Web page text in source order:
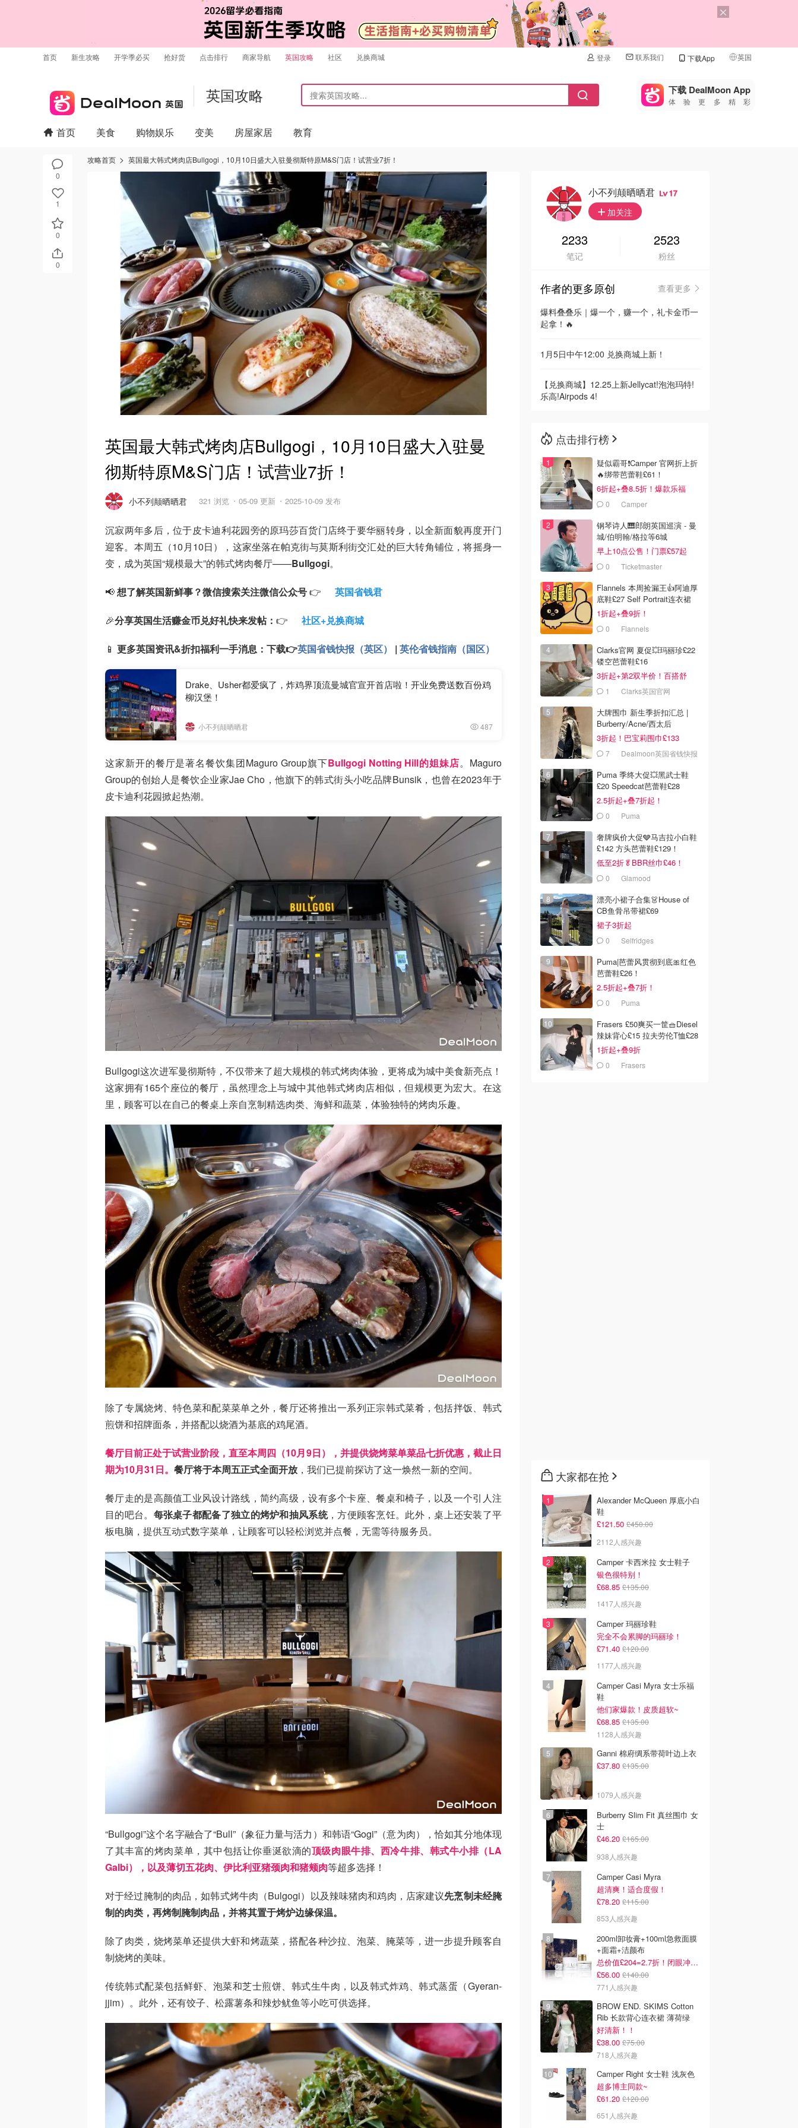
首页 新生攻略 开学季必买 抢好货 点击排行 商家导航 英国攻略 社区 兑换商城 登录 联系我们 下载App 英国
🇺🇸
🇨🇳 中国
🇩🇪
🇮🇹
🇦🇺
🇳🇿新西兰
英国攻略 下载 DealMoon App
体验更多精彩
0
1
0
0
首页 美食 购物娱乐 变美 房屋家居 教育
攻略首页 英国最大韩式烤肉店Bullgogi，10月10日盛大入驻曼彻斯特原M&S门店！试营业7折！
英国最大韩式烤肉店Bullgogi，10月10日盛大入驻曼
彻斯特原M&S门店！试营业7折！
小不列颠晒晒君 321 浏览 05-09 更新 2025-10-09 发布
沉寂两年多后，位于皮卡迪利花园旁的原玛莎百货门店终于要华丽转身，以全新面貌再度开门
迎客。本周五（10月10日），这家坐落在帕克街与莫斯利街交汇处的巨大转角铺位，将摇身一
变，成为英国“规模最大”的韩式烤肉餐厅——Bullgogi。
📢想了解英国新鲜事？微信搜索关注微信公众号👉 英国省钱君
🎉分享英国生活赚金币兑好礼快来发帖： 👉 社区+兑换商城
📱 更多英国资讯&折扣福利一手消息： 下载👉英国省钱快报（英区） | 英伦省钱指南（国区）
Drake、Usher都爱疯了，炸鸡界顶流曼城官宣开首店啦！开业免费送数百份鸡
柳汉堡！
小不列颠晒晒君 487
这家新开的餐厅是著名餐饮集团Maguro Group旗下Bullgogi Notting Hill的姐妹店。Maguro
Group的创始人是餐饮企业家Jae Cho，他旗下的韩式街头小吃品牌Bunsik，也曾在2023年于
皮卡迪利花园掀起热潮。
Bullgogi这次进军曼彻斯特，不仅带来了超大规模的韩式烤肉体验，更将成为城中美食新亮点！
这家拥有165个座位的餐厅，虽然理念上与城中其他韩式烤肉店相似，但规模更为宏大。在这
里，顾客可以在自己的餐桌上亲自烹制精选肉类、海鲜和蔬菜，体验独特的烤肉乐趣。
除了专属烧烤、特色菜和配菜菜单之外，餐厅还将推出一系列正宗韩式菜肴，包括拌饭、韩式
煎饼和招牌面条，并搭配以烧酒为基底的鸡尾酒。
餐厅目前正处于试营业阶段，直至本周四（10月9日），并提供烧烤菜单菜品七折优惠，截止日
期为10月31日。 餐厅将于本周五正式全面开放 ，我们已提前探访了这一焕然一新的空间。
餐厅走的是高颜值工业风设计路线，简约高级，设有多个卡座、餐桌和椅子，以及一个引人注
目的吧台。 每张桌子都配备了独立的烤炉和抽风系统，方便顾客烹饪。此外，桌上还安装了平
板电脑，提供互动式数字菜单，让顾客可以轻松浏览并点餐，无需等待服务员。
“Bullgogi”这个名字融合了“Bull”（象征力量与活力）和韩语“Gogi”（意为肉），恰如其分地体现
了其丰富的烤肉菜单，其中包括让你垂涎欲滴的顶级肉眼牛排、西冷牛排、韩式牛小排（LA
Galbi），以及薄切五花肉、伊比利亚猪颈肉和猪颊肉等超多选择！
对于经过腌制的肉品，如韩式烤牛肉（Bulgogi）以及辣味猪肉和鸡肉，店家建议先烹制未经腌
制的肉类，再烤制腌制肉品，并将其置于烤炉边缘保温。
除了肉类，烧烤菜单还提供大虾和烤蔬菜，搭配各种沙拉、泡菜、腌菜等，进一步提升顾客自
制烧烤的美味。
传统韩式配菜包括鲜虾、泡菜和芝士煎饼、韩式生牛肉，以及韩式炸鸡、韩式蒸蛋（Gyeran-
jjim）。此外，还有饺子、松露薯条和辣炒鱿鱼等小吃可供选择。
小不列颠晒晒君 17
加关注
2233
笔记
2523
粉丝
作者的更多原创
查看更多
爆料叠叠乐｜爆一个，赚一个，礼卡金币一
起拿！🔥
1月5日中午12:00 兑换商城上新！
【兑换商城】12.25上新Jellycat!泡泡玛特!
乐高!Airpods 4!
点击排行榜
疑似霸哥❗️Camper 官网折上折
🔥绑带芭蕾鞋£61！
6折起+叠8.5折！爆款乐福
£68！
0 Camper
钢琴诗人🎹郎朗英国巡演 - 曼
城/伯明翰/格拉等6城
早上10点公售！门票£57起
0 Ticketmaster
Flannels 本周捡漏王👍阿迪厚
底鞋£27 Self Portrait连衣裙
£63
1折起+叠9折！
0 Flannels
Clarks官网 夏促💥玛丽珍£22
镂空芭蕾鞋£16
3折起+第2双半价！百搭舒
服！1 Clarks英国官网
大牌围巾 新生季折扣汇总 |
Burberry/Acne/西太后
3折起！巴宝莉围巾£133
7 Dealmoon英国省钱快报
Puma 季终大促💥黑武士鞋
£20 Speedcat芭蕾鞋£28
2.5折起+叠7折起！
0 Puma
奢牌疯价大促🩶马吉拉小白鞋
£142 方头芭蕾鞋£129！
低至2折🥬BBR丝巾£46！
0 Glamood
漂亮小裙子合集👗House of
CB鱼骨吊带裙£69
裙子3折起
0 Selfridges
Puma|芭蕾风贯彻到底🎀红色
芭蕾鞋£26！
2.5折起+叠7折！
0 Puma
Frasers £50爽买一筐🧺Diesel
辣妹背心£15 拉夫劳伦T恤£28
1折起+叠9折
0 Frasers
大家都在抢
Alexander McQueen 厚底小白
鞋
£121.50 £450.00
2112人感兴趣
Camper 卡西米拉 女士鞋子
银色很特别！
£68.85 £135.00
1417人感兴趣
Camper 玛丽珍鞋
完全不会累脚的玛丽珍！
£71.40 £120.00
1177人感兴趣
Camper Casi Myra 女士乐福
鞋
他们家爆款！皮质超软~
£68.85 £135.00
1128人感兴趣
Ganni 棉府绸系带荷叶边上衣
£37.80 £135.00
1079人感兴趣
Burberry Slim Fit 真丝围巾 女
士
£46.20 £165.00
938人感兴趣
Camper Casi Myra
超清爽！适合度假！
£78.20 £115.00
853人感兴趣
200ml卸妆膏+100ml急救面膜
+面霜+洁颜布
总价值£204=2.7折！闭眼冲这套！
£56.00 £140.00
771人感兴趣
BROW END. SKIMS Cotton
Rib 长款背心连衣裙 薄荷绿
好清新！！
£38.00 £75.00
718人感兴趣
Camper Right 女士鞋 浅灰色
超多博主同款~
£61.20 £120.00
651人感兴趣